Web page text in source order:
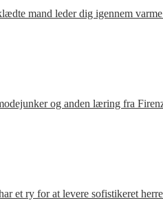
mand leder dig igennem
og anden læring fra
et ry for at levere sofistikeret